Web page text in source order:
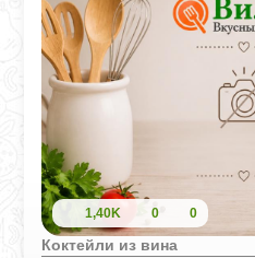
1,40K 0 0
Коктейли из вина